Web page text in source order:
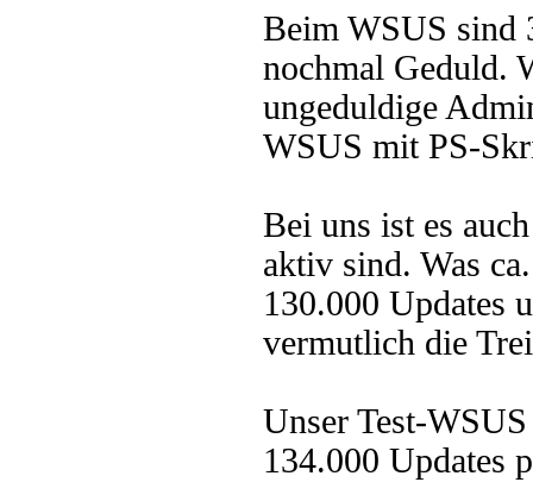
Beim WSUS sind
nochmal Geduld.
ungeduldige
WSUS mit PS-
Bei uns ist es
aktiv sind. Was
130.000 Updates
vermutlich die
Unser Test-
134.000 Updates